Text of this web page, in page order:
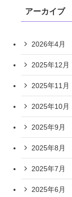
アーカイブ
2026年4月
2025年12月
2025年11月
2025年10月
2025年9月
2025年8月
2025年7月
2025年6月